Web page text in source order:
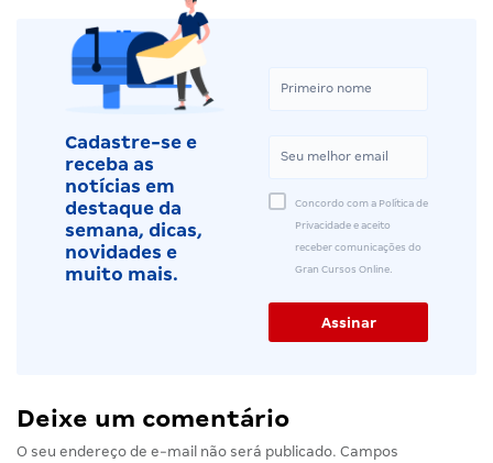
Cadastre-se e
receba as
notícias em
destaque da
semana, dicas,
novidades e
muito mais.
Concordo com a Política de
Privacidade e aceito
receber comunicações do
Gran Cursos Online.
Deixe um comentário
O seu endereço de e-mail não será publicado. Campos